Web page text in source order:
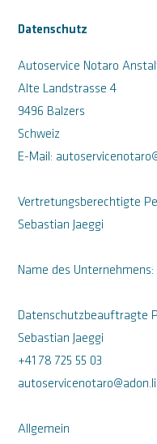
Datenschutz
Autoservice Notaro
Alte Landstrasse 4
9496 Balzers
Schweiz
E-Mail:
Vertretungsberechtigte
Sebastian Jaeggi
Name des
Datenschutzbeauftragte
Sebastian Jaeggi
+41 78 725 55 03
autoservicenotaro@adon.li
Allgemein